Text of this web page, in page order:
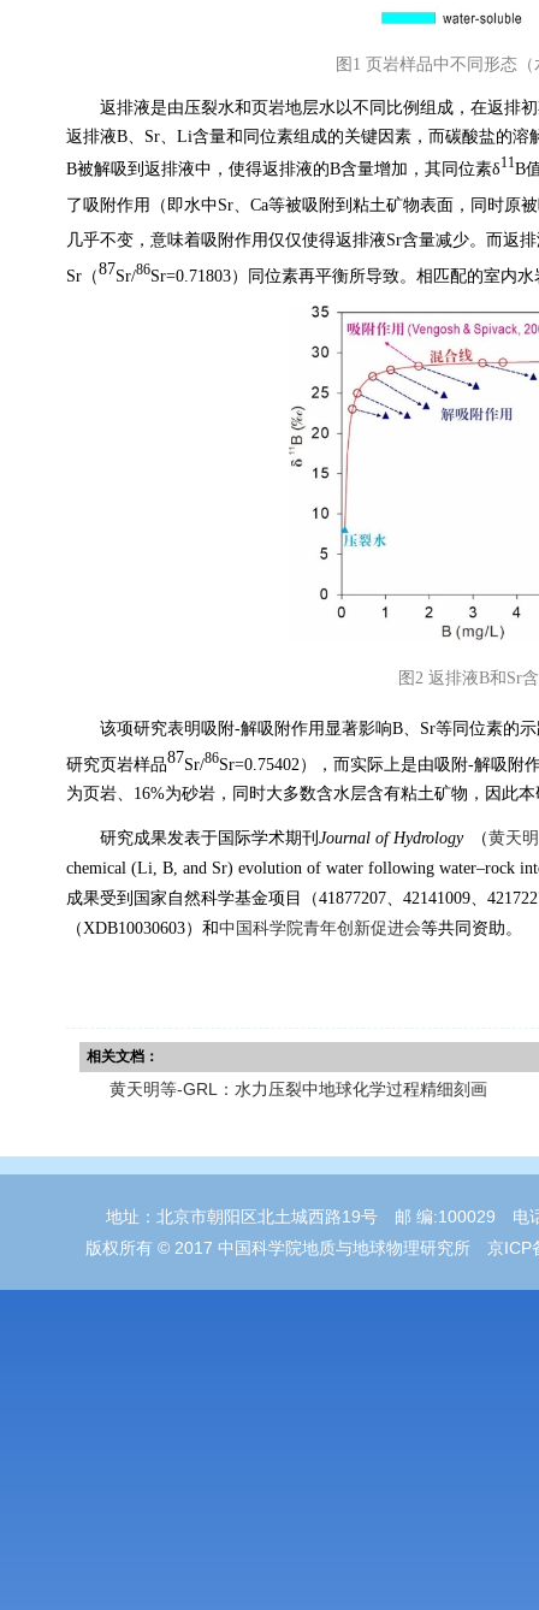
图 1 页岩样品中不同形态
返排液是由压裂水和页岩地层水以不同比例组成，在返排
返排液B、 Sr、 Li含量和同位素组成的关键因素，而碳酸盐的溶
B被解吸到返排液中，使得返排液的B含量增加，其同位素δ11B
了吸附作用（即水中Sr Ca等被吸附到粘土矿物表面，同时原
几乎不变，意味着吸附作用仅仅使得返排液Sr含量减少。而返
Sr （87Sr/86Sr=0.71803）同位素再平衡所导致。相匹配的室内
图 2 返排液B和 Sr
该项研究表明吸附-解吸附作用显著影响B Sr等同位素的
研究页岩样品87Sr/86Sr=0.75402 ），而实际上是由吸附-解吸附
为页岩、 16%为砂岩，同时大多数含水层含有粘土矿物，因此
研究成果发表于国际学术期刊 Journal of Hydrology （黄天明
chemical (Li, B, and Sr) evolution of water following water–rock
成果受到国家自然科学基金项目（41877207 42141009
（XDB10030603）和中国科学院青年创新促进会等共同资助。
相关文档：
黄天明等-GRL：水力压裂中地球化学过程精细刻画
地址：北京市朝阳区北土城西路19号 邮 编:100029
版权所有 © 2017 中国科学院地质与地球物理研究所 京